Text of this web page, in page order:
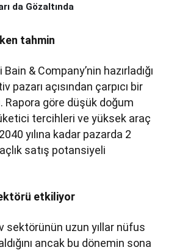
da Gözaltında
tahmin
& Company’nin hazırladığı
pazarı açısından çarpıcı bir
Rapora göre düşük doğum
tercihleri ve yüksek araç
yılına kadar pazarda 2
satış potansiyeli
etkiliyor
sektörünün uzun yıllar nüfus
ancak bu dönemin sona